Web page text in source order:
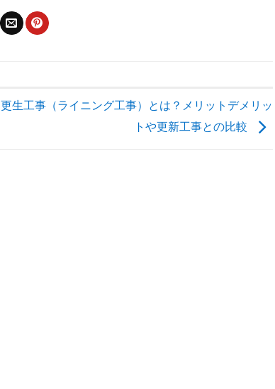
更生工事（ライニング工事）とは？メリットデメリッ
トや更新工事との比較